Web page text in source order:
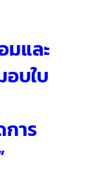
และ
บใบ
การ